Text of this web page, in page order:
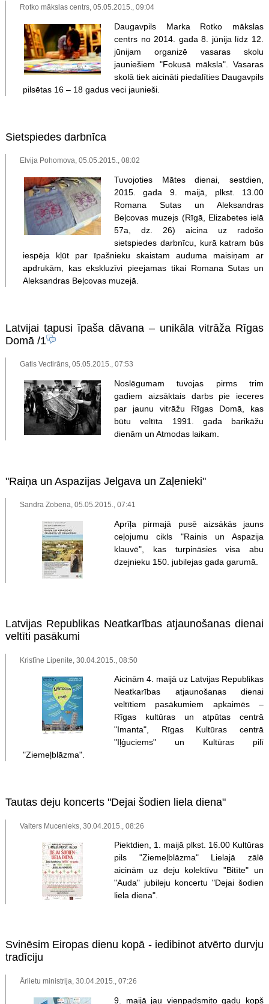
Rotko mākslas centrs, 05.05.2015., 09:04
Daugavpils Marka Rotko mākslas
centrs no 2014. gada 8. jūnija līdz 12.
jūnijam organizē vasaras skolu
jauniešiem "Fokusā māksla". Vasaras
skolā tiek aicināti piedalīties Daugavpils
pilsētas 16 – 18 gadus veci jaunieši.
Sietspiedes darbnīca
Elvija Pohomova, 05.05.2015., 08:02
Tuvojoties Mātes dienai, sestdien,
2015. gada 9. maijā, plkst. 13.00
Romana Sutas un Aleksandras
Beļcovas muzejs (Rīgā, Elizabetes ielā
57a, dz. 26) aicina uz radošo
sietspiedes darbnīcu, kurā katram būs
iespēja kļūt par īpašnieku skaistam auduma maisiņam ar
apdrukām, kas ekskluzīvi pieejamas tikai Romana Sutas un
Aleksandras Beļcovas muzejā.
Latvijai tapusi īpaša dāvana – unikāla vitrāža Rīgas
Domā/1
Gatis Vectirāns, 05.05.2015., 07:53
Noslēgumam tuvojas pirms trim
gadiem aizsāktais darbs pie ieceres
par jaunu vitrāžu Rīgas Domā, kas
būtu veltīta 1991. gada barikāžu
dienām un Atmodas laikam.
"Raiņa un Aspazijas Jelgava un Zaļenieki"
Sandra Zobena, 05.05.2015., 07:41
Aprīļa pirmajā pusē aizsākās jauns
ceļojumu cikls "Rainis un Aspazija
klauvē", kas turpināsies visa abu
dzejnieku 150. jubilejas gada garumā.
Latvijas Republikas Neatkarības atjaunošanas dienai
veltīti pasākumi
Kristīne Lipenite, 30.04.2015., 08:50
Aicinām 4. maijā uz Latvijas Republikas
Neatkarības atjaunošanas dienai
veltītiem pasākumiem apkaimēs –
Rīgas kultūras un atpūtas centrā
"Imanta", Rīgas Kultūras centrā
"Iļģuciems" un Kultūras pilī
"Ziemeļblāzma".
Tautas deju koncerts "Dejai šodien liela diena"
Valters Mucenieks, 30.04.2015., 08:26
Piektdien, 1. maijā plkst. 16.00 Kultūras
pils "Ziemeļblāzma" Lielajā zālē
aicinām uz deju kolektīvu "Bitīte" un
"Auda" jubileju koncertu "Dejai šodien
liela diena".
Svinēsim Eiropas dienu kopā - iedibinot atvērto durvju
tradīciju
Ārlietu ministrija, 30.04.2015., 07:26
9. maijā jau vienpadsmito gadu kopš